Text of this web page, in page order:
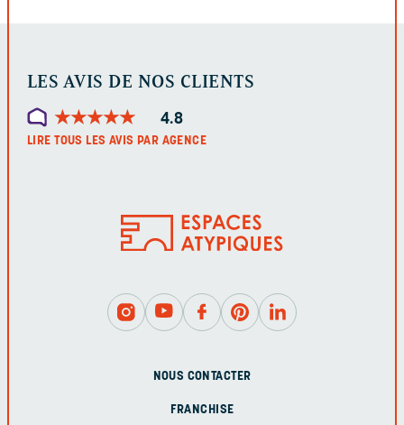
LES AVIS DE NOS CLIENTS
★★★★★
★★★★★ 4.8
LIRE TOUS LES AVIS PAR AGENCE
NOUS CONTACTER
FRANCHISE